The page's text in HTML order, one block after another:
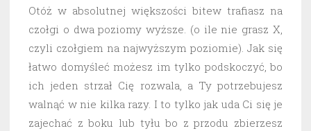
Otóż w absolutnej większości bitew trafiasz na
czołgi o dwa poziomy wyższe. (o ile nie grasz X,
czyli czołgiem na najwyższym poziomie). Jak się
łatwo domyśleć możesz im tylko podskoczyć, bo
ich jeden strzał Cię rozwala, a Ty potrzebujesz
walnąć w nie kilka razy. I to tylko jak uda Ci się je
zajechać z boku lub tyłu bo z przodu zbierzesz